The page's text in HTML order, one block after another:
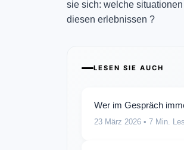
sie sich: welche
diesen erlebnissen ?
LESEN SIE AUCH
Wer im Gespräch
23 März 2026 • 7 Min.